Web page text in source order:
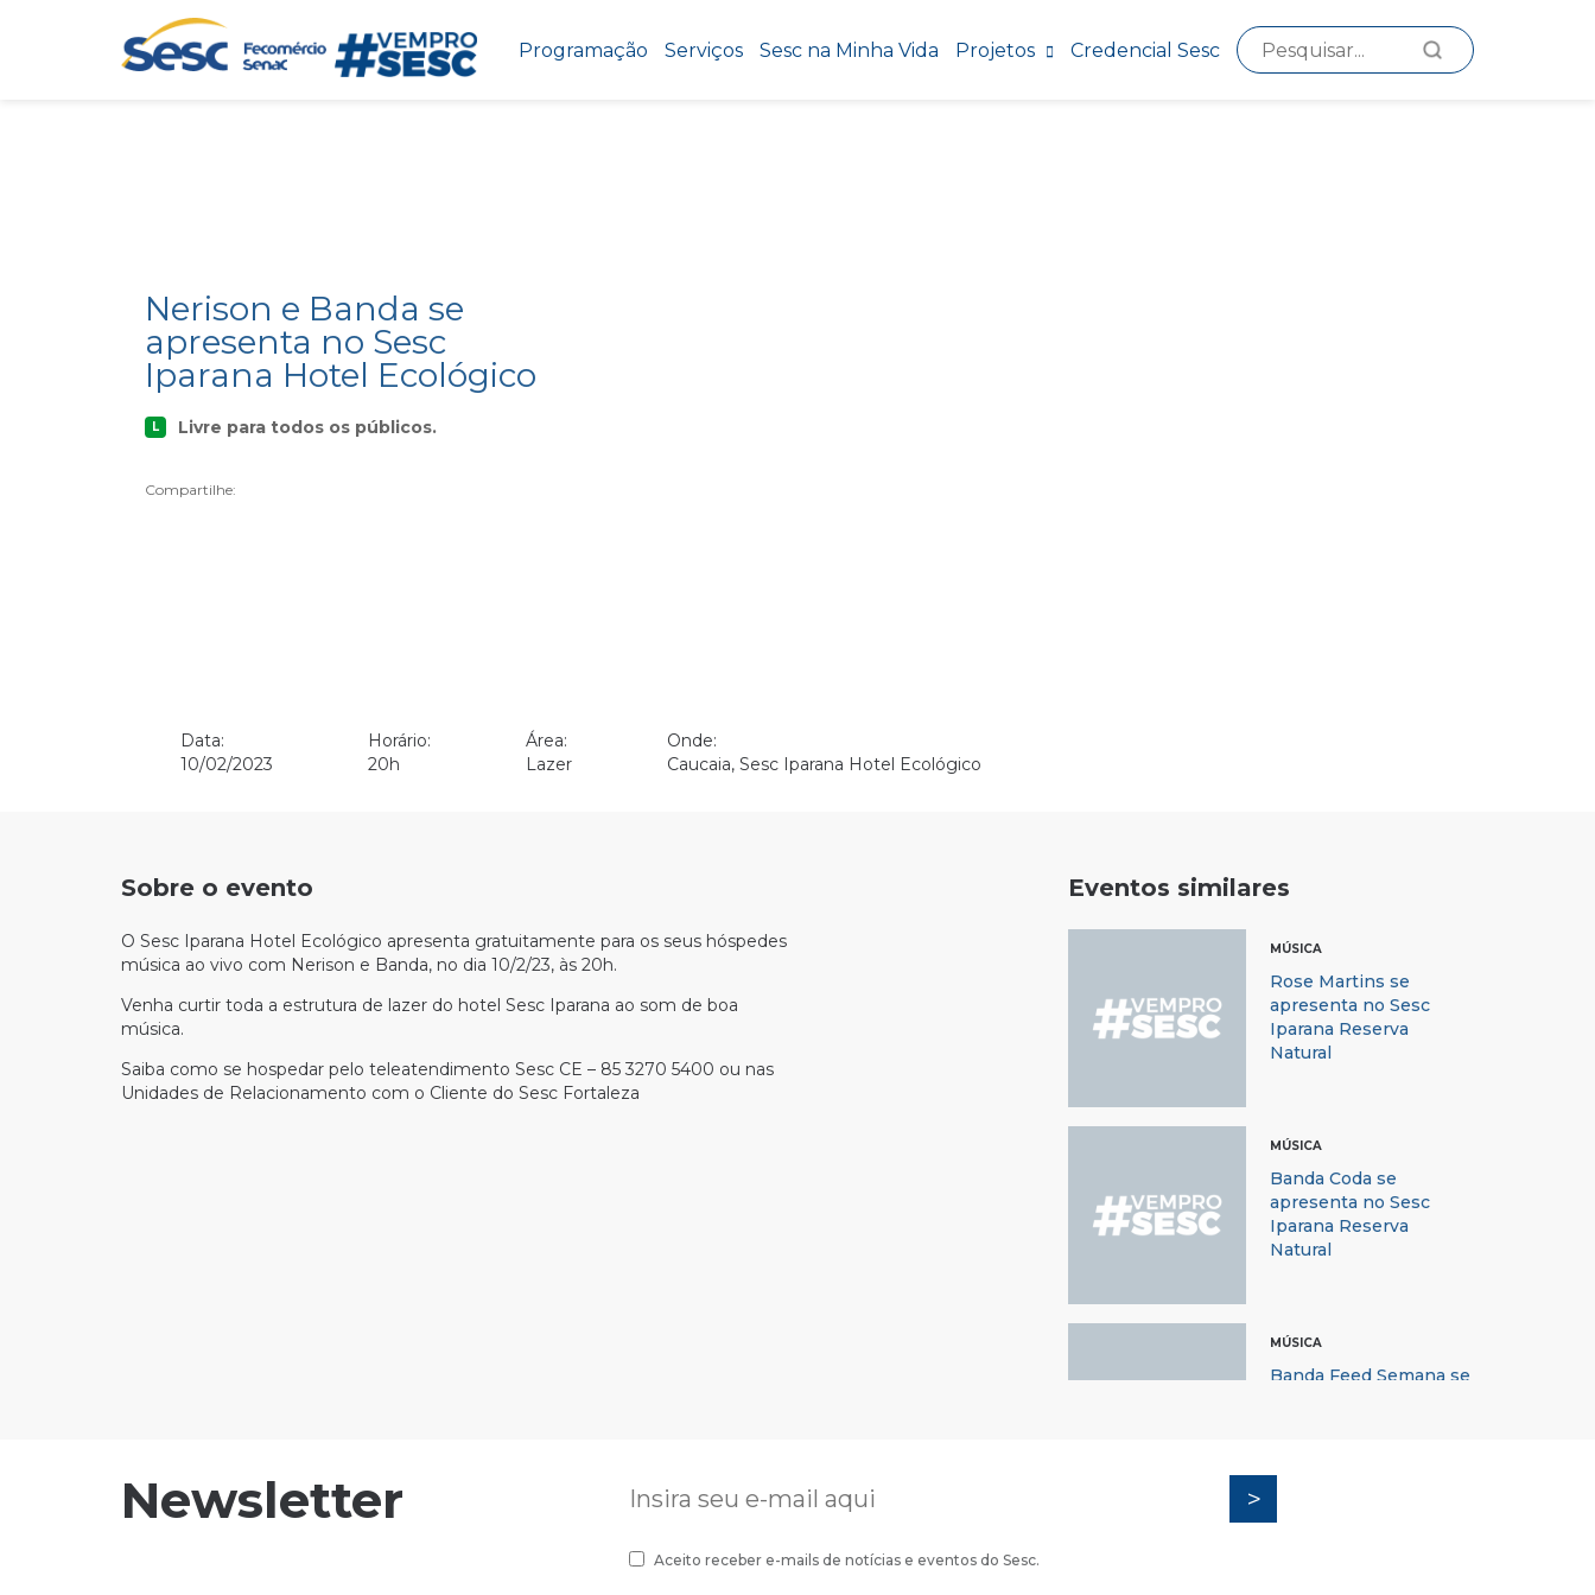
Programação Serviços Sesc na Minha Vida Projetos Credencial Sesc
Nerison e Banda se
apresenta no Sesc
Iparana Hotel Ecológico
L Livre para todos os públicos.
Compartilhe:
Data:
10/02/2023
Horário:
20h
Área:
Lazer
Onde:
Caucaia, Sesc Iparana Hotel Ecológico
Sobre o evento
O Sesc Iparana Hotel Ecológico apresenta gratuitamente para os seus hóspedes
música ao vivo com Nerison e Banda, no dia 10/2/23, às 20h.
Venha curtir toda a estrutura de lazer do hotel Sesc Iparana ao som de boa
música.
Saiba como se hospedar pelo teleatendimento Sesc CE – 85 3270 5400 ou nas
Unidades de Relacionamento com o Cliente do Sesc Fortaleza
Eventos similares
MÚSICA
Rose Martins se
apresenta no Sesc
Iparana Reserva
Natural
MÚSICA
Banda Coda se
apresenta no Sesc
Iparana Reserva
Natural
MÚSICA
Banda Feed Semana se
Newsletter
Aceito receber e-mails de notícias e eventos do Sesc.